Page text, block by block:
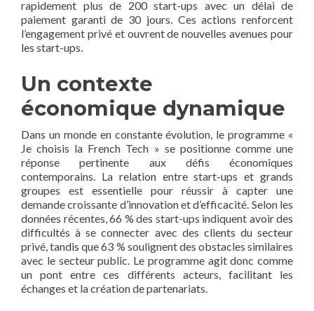
rapidement plus de 200 start-ups avec un délai de
paiement garanti de 30 jours. Ces actions renforcent
l’engagement privé et ouvrent de nouvelles avenues pour
les start-ups.
Un contexte
économique dynamique
Dans un monde en constante évolution, le programme «
Je choisis la French Tech » se positionne comme une
réponse pertinente aux défis économiques
contemporains. La relation entre start-ups et grands
groupes est essentielle pour réussir à capter une
demande croissante d’innovation et d’efficacité. Selon les
données récentes, 66 % des start-ups indiquent avoir des
difficultés à se connecter avec des clients du secteur
privé, tandis que 63 % soulignent des obstacles similaires
avec le secteur public. Le programme agit donc comme
un pont entre ces différents acteurs, facilitant les
échanges et la création de partenariats.